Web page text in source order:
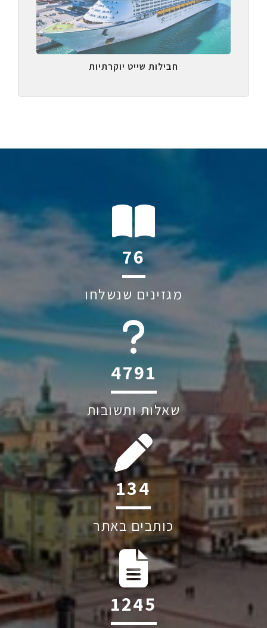
חבילות שייט יוקרתיות
114
מגזינים שנשלחו
6045
שאלות ותשובות
200
כותבים באתר
1863